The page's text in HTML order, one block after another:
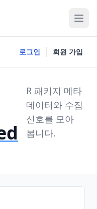
로그인 회원 가입
R 패키지 메타
데이터와 수집
신호를 모아
봅니다.